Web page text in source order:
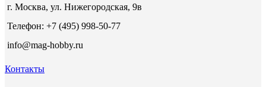
г. Москва, ул. Нижегородская, 9в
Телефон: +7 (495) 998-50-77
info@mag-hobby.ru
Контакты